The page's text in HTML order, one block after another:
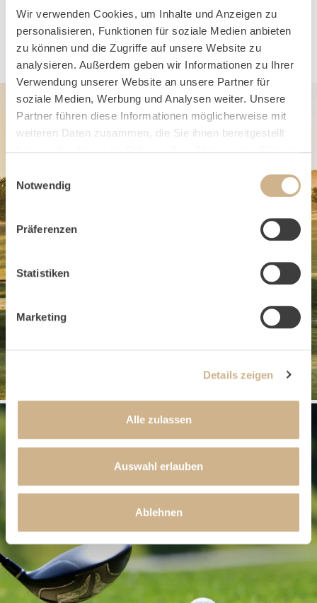
Wir verwenden Cookies, um Inhalte und Anzeigen zu
personalisieren, Funktionen für soziale Medien anbieten
zu können und die Zugriffe auf unsere Website zu
analysieren. Außerdem geben wir Informationen zu Ihrer
Verwendung unserer Website an unsere Partner für
soziale Medien, Werbung und Analysen weiter. Unsere
Partner führen diese Informationen möglicherweise mit
weiteren Daten zusammen, die Sie ihnen bereitgestellt
Notwendig
Präferenzen
Statistiken
Marketing
Details zeigen
Alle zulassen
Auswahl erlauben
Ablehnen